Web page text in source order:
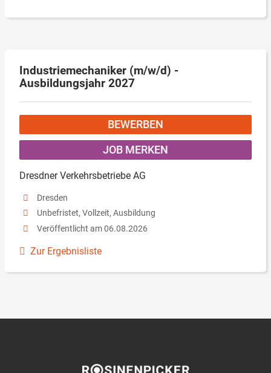
Industriemechaniker (m/w/d) -
Ausbildungsjahr 2027
BEWERBEN
JOB MERKEN
Dresdner Verkehrsbetriebe AG
Dresden
Unbefristet, Vollzeit, Ausbildung
Veröffentlicht am 06.08.2026
Zur Ergebnisliste